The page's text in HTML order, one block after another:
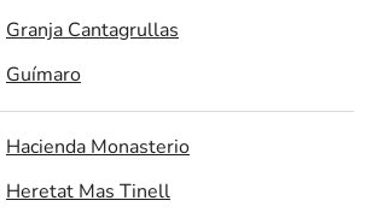
Granja Cantagrullas
Guímaro
Hacienda Monasterio
Heretat Mas Tinell